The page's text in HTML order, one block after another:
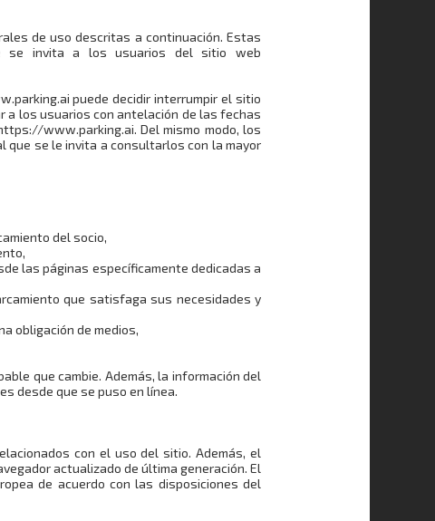
de uso descritas a continuación. Estas
se invita a los usuarios del sitio web
puede decidir interrumpir el sitio
los usuarios con antelación de las fechas
www.parking.ai. Del mismo modo, los
que se le invita a consultarlos con la mayor
del socio,
las páginas específicamente dedicadas a
que satisfaga sus necesidades y
obligación de medios,
que cambie. Además, la información del
desde que se puso en línea.
con el uso del sitio. Además, el
actualizado de última generación. El
de acuerdo con las disposiciones del